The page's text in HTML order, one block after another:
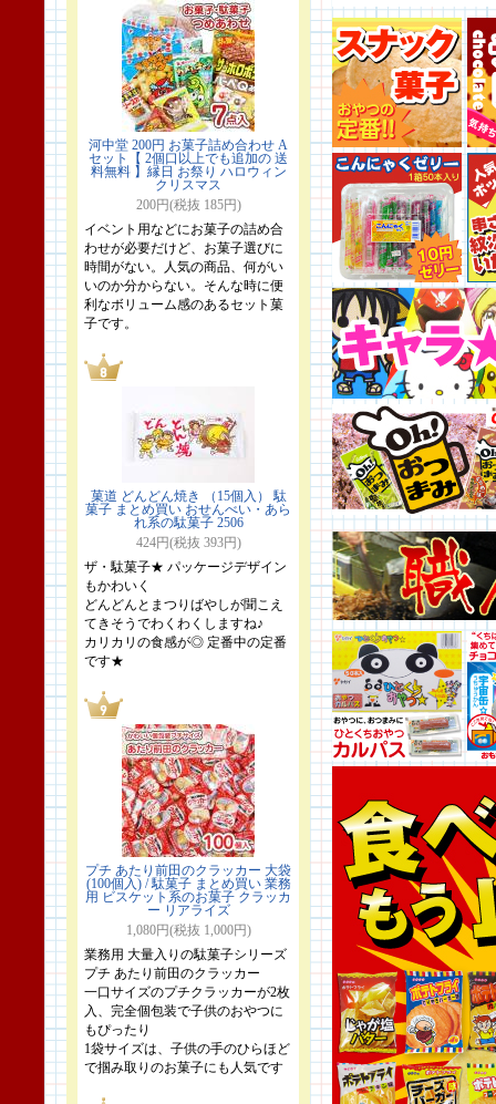
河中堂 200円 お菓子詰め合わせ A
セット【 2個口以上でも追加の 送
料無料 】縁日 お祭り ハロウィン
クリスマス
200円(税抜 185円)
イベント用などにお菓子の詰め合
わせが必要だけど、お菓子選びに
時間がない。人気の商品、何がい
いのか分からない。そんな時に便
利なボリューム感のあるセット菓
子です。
菓道 どんどん焼き （15個入） 駄
菓子 まとめ買い おせんべい・あら
れ系の駄菓子 2506
424円(税抜 393円)
ザ・駄菓子★ パッケージデザイン
もかわいく
どんどんとまつりばやしが聞こえ
てきそうでわくわくしますね♪
カリカリの食感が◎ 定番中の定番
です★
プチ あたり前田のクラッカー 大袋
(100個入) / 駄菓子 まとめ買い 業務
用 ビスケット系のお菓子 クラッカ
ー リアライズ
1,080円(税抜 1,000円)
業務用 大量入りの駄菓子シリーズ
プチ あたり前田のクラッカー
一口サイズのプチクラッカーが2枚
入、完全個包装で子供のおやつに
もぴったり
1袋サイズは、子供の手のひらほど
で掴み取りのお菓子にも人気です